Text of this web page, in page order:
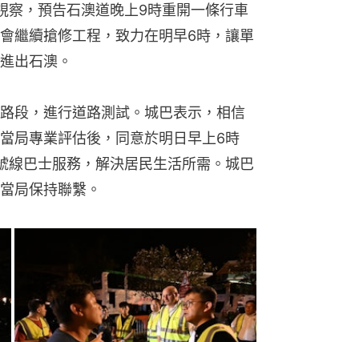
，預告石澳道晚上9時重開一條行車
繼續搶修工程，致力在明早6時，讓單
出石澳。
段，進行道路測試。城巴表示，相信
局專業評估後，同意於明日早上6時
巴士服務，解決居民生活所需。城巴
局保持聯繫。